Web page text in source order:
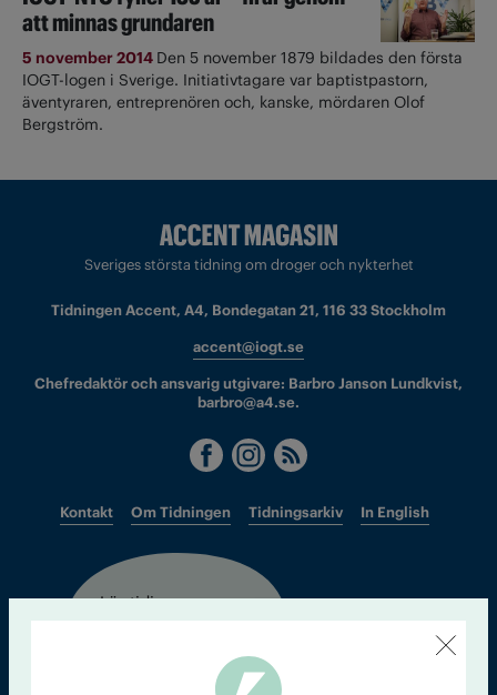
att minnas grundaren
5 november 2014 Den 5 november 1879 bildades den första
IOGT-logen i Sverige. Initiativtagare var baptistpastorn,
äventyraren, entreprenören och, kanske, mördaren Olof
Bergström.
Sveriges största tidning om droger och nykterhet
Tidningen Accent, A4, Bondegatan 21, 116 33 Stockholm
accent@iogt.se
Chefredaktör och ansvarig utgivare: Barbro Janson Lundkvist,
barbro@a4.se.
Kontakt Om Tidningen Tidningsarkiv In English
Läs tidigare